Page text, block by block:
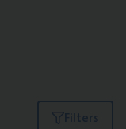
Filters